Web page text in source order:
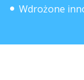
Wdrożone